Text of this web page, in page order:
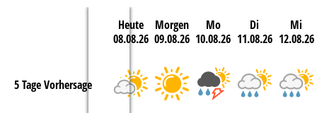
Heute
08.08.26
Morgen
09.08.26
Mo
10.08.26
Di
11.08.26
Mi
12.08.26
5 Tage Vorhersage